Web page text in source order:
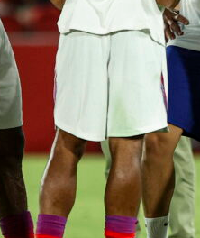
La larga noche de
James Wood lideró a los
anotadas. CJ Abrams
Wiemer se embasó
remolcando dos. José
ponchó tres veces.
El gran problema fue la
registro del evento y se
Cuatro errores echaron
Apuntes y números del
El abridor de los Mets,